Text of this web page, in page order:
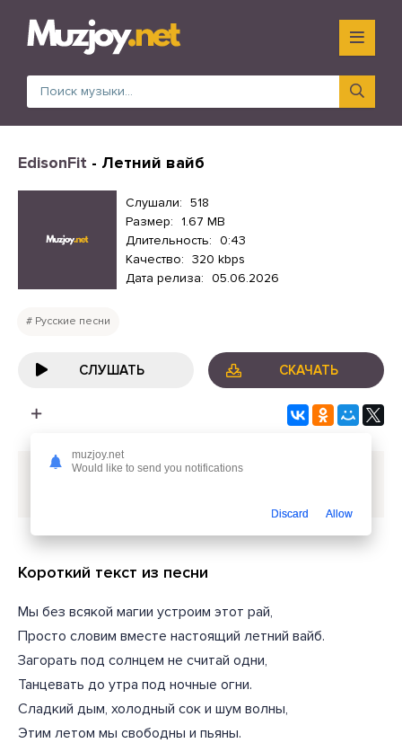
EdisonFit - Летний вайб
Слушали: 518
Размер: 1.67 MB
Длительность: 0:43
Качество: 320 kbps
Дата релиза: 05.06.2026
Русские песни
СЛУШАТЬ СКАЧАТЬ
Скачать песнюEdisonFit - Летний вайб
Короткий текст из песни
Мы без всякой магии устроим этот рай,
Просто словим вместе настоящий летний вайб.
Загорать под солнцем не считай одни,
Танцевать до утра под ночные огни.
Сладкий дым, холодный сок и шум волны,
Этим летом мы свободны и пьяны.
muzjoy.net
Would like to send you notifications
Discard Allow